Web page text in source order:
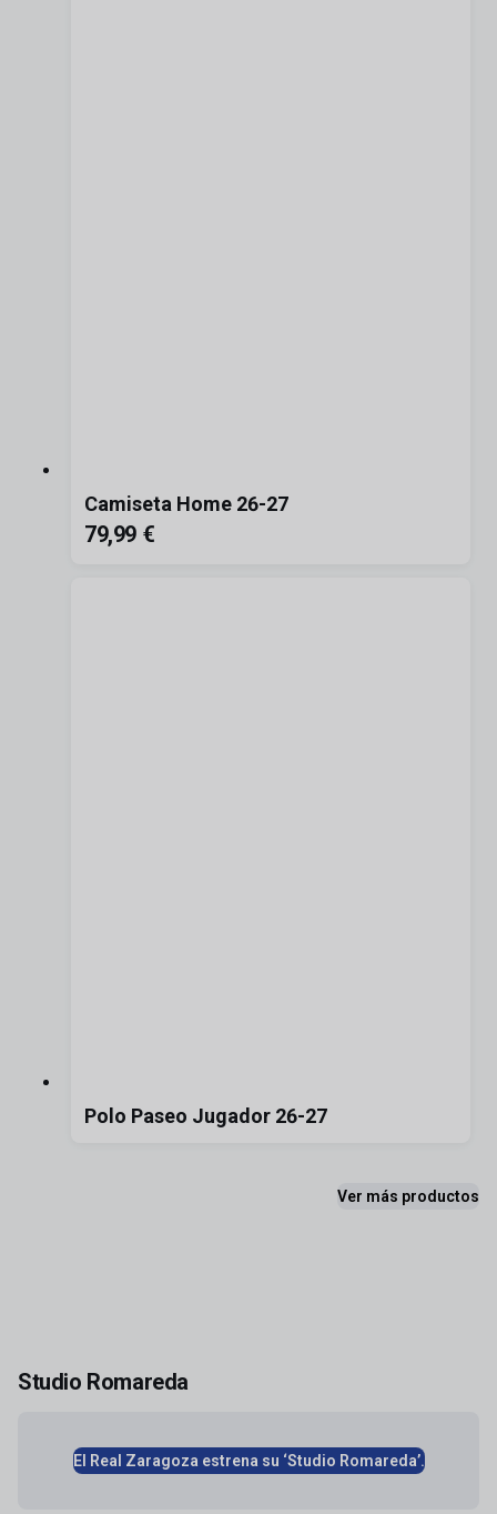
Camiseta Home 26-27
79,99 €
Polo Paseo Jugador 26-27
Ver más productos
Studio Romareda
El Real Zaragoza estrena su ‘Studio Romareda’.